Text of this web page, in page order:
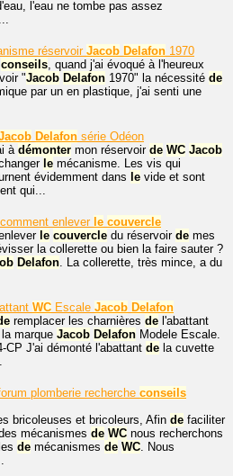
l'eau ne tombe pas assez
réservoir Jacob Delafon 1970
conseils, quand j'ai évoqué à l'heureux
"Jacob Delafon 1970" la nécessité de
par un en plastique, j'ai senti une
Delafon série Odéon
àdémonter mon réservoir de WC Jacob
le mécanisme. Les vis qui
évidemment dans le vide et sont
qui...
enlever le couvercle
le couvercle du réservoir de mes
la collerette ou bien la faire sauter ?
Delafon. La collerette, très mince, a du
WC Escale Jacob Delafon
remplacer les charnières de l'abattant
la marque Jacob Delafon Modele Escale.
CP J'ai démonté l'abattant de la cuvette
plomberie recherche conseils
bricoleuses et bricoleurs, Afin de faciliter
mécanismes de WC nous recherchons
de mécanismes de WC. Nous